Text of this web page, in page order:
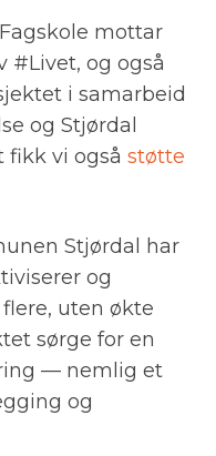
mottar
#Livet, og også
i samarbeid
og Stjørdal
fikk vi også støtte
Stjørdal har
og
uten økte
sørge for en
— nemlig et
og